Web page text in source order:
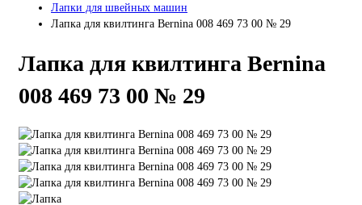
Лапки для швейных машин
Лапка для квилтинга Bernina 008 469 73 00 № 29
Лапка для квилтинга Bernina
008 469 73 00 № 29